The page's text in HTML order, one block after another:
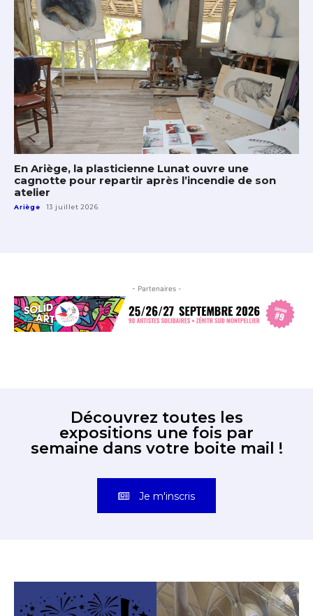
En Ariège, la plasticienne Lunat ouvre une
cagnotte pour repartir après l’incendie de son
atelier
Ariège 13 juillet 2026
- Partenaires -
Découvrez toutes les
expositions une fois par
semaine dans votre boite mail !
Je m'inscris